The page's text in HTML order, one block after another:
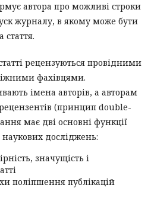
автора про можливі строки
журналу, в якому може бути
стаття.
рецензуються провідними
фахівцями.
імена авторів, а авторам
(принцип double-
має дві основні функції
досліджень:
значущість і
поліпшення публікацій